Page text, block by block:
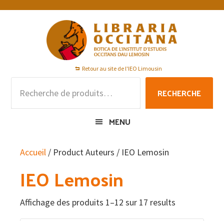
Passer
Passer
Passer
Retour au site de l'IEO Limousin
pour :
RECHERCHE
MENU
Accueil / Product Auteurs / IEO Lemosin
IEO Lemosin
Affichage des produits 1–12 sur 17 results